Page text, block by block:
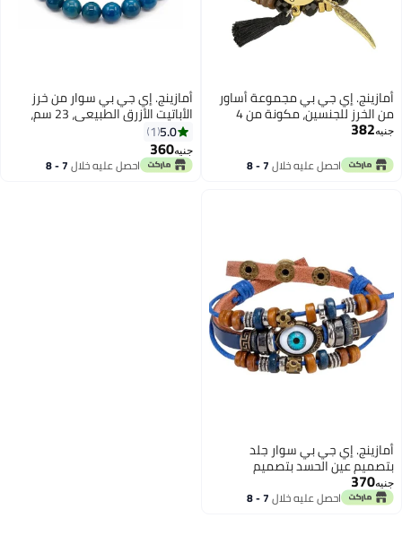
أمازينج. إي جي بي مجموعة أساور
من الخرز للجنسين، مكونة من 4
قطع، مصنوعة من الراتنج مع أجنحة
للتمدد
جنيه382
احصل عليه خلال 7 - 8
أمازينج. إي جي بي سوار من خرز
الأباتيت الأزرق الطبيعي، 23 سم،
مجوهرات من الأحجار الكريمة
المرنة للجنسين لممارسة اليوجا
والتأمل
5.0
1
جنيه360
احصل عليه خلال 7 - 8
أمازينج. إي جي بي سوار جلد
بتصميم عين الحسد بتصميم
معصم مصنوع يدويا متعدد الطبقات
جنيه370
احصل عليه خلال 7 - 8